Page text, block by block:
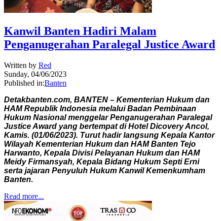
Kanwil Banten Hadiri Malam
Penganugerahan Paralegal Justice Award
Written by Red
Sunday, 04/06/2023
Published in:Banten
Detakbanten.com, BANTEN – Kementerian Hukum dan
HAM Republik Indonesia melalui Badan Pembinaan
Hukum Nasional menggelar Penganugerahan Paralegal
Justice Award yang bertempat di Hotel Dicovery Ancol,
Kamis. (01/06/2023). Turut hadir langsung Kepala Kantor
Wilayah Kementerian Hukum dan HAM Banten Tejo
Harwanto, Kepala Divisi Pelayanan Hukum dan HAM
Meidy Firmansyah, Kepala Bidang Hukum Septi Erni
serta jajaran Penyuluh Hukum Kanwil Kemenkumham
Banten.
Read more...